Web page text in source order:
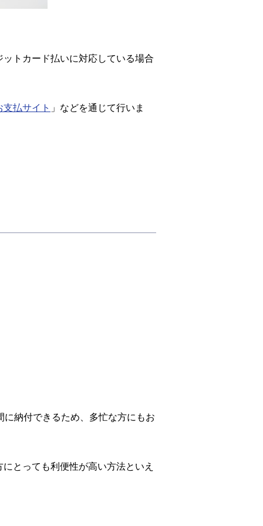
トカード払いに対応している場合
支払サイト 」などを通じて行いま
納付できるため、多忙な方にもお
とっても利便性が高い方法といえ